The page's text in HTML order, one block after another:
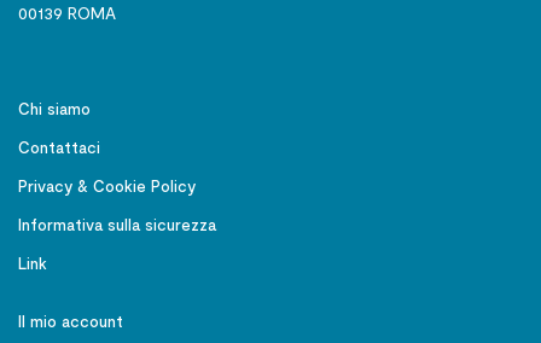
00139 ROMA
Chi siamo
Contattaci
Privacy & Cookie Policy
Informativa sulla sicurezza
Link
Il mio account